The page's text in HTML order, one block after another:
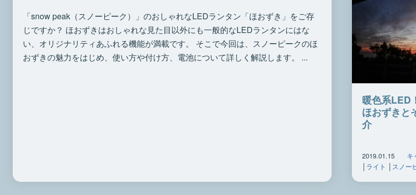
「snow peak（スノーピーク）」のおしゃれなLEDランタン「ほおずき」をご存
じですか？ ほおずきはおしゃれな見た目以外にも一般的なLEDランタンにはな
い、オリジナリティあふれる機能が満載です。 そこで今回は、スノーピークのほ
おずきの魅力をはじめ、使い方や付け方、電池について詳しく解説します。 ...
暖色系LED
ほおずきと
介
2019.01.15 キ
│ ライト │ スノー